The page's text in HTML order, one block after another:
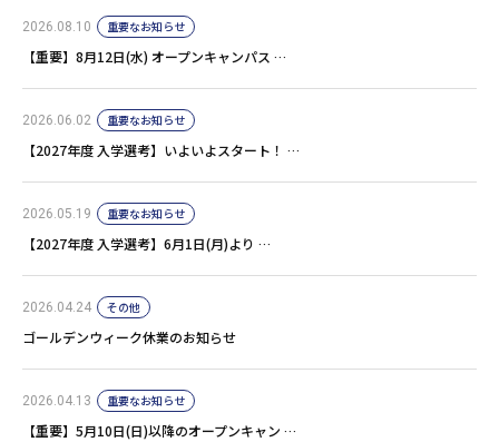
2026.08.10 重要なお知らせ
【重要】8月12日(水) オープンキャンパス …
2026.06.02 重要なお知らせ
【2027年度 入学選考】いよいよスタート！ …
2026.05.19 重要なお知らせ
【2027年度 入学選考】6月1日(月)より …
2026.04.24 その他
ゴールデンウィーク休業のお知らせ
2026.04.13 重要なお知らせ
【重要】5月10日(日)以降のオープンキャン …